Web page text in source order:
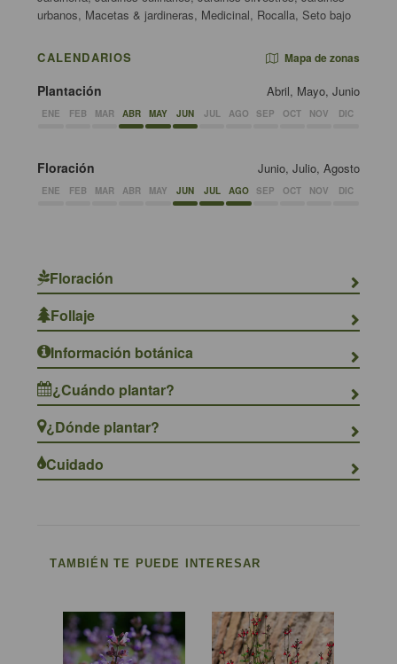
urbanos, Macetas & jardineras, Medicinal, Rocalla, Seto bajo
CALENDARIOS Mapa de zonas
Plantación Abril, Mayo, Junio
ENE FEB MAR ABR MAY JUN JUL AGO SEP OCT NOV DIC
Floración Junio, Julio, Agosto
ENE FEB MAR ABR MAY JUN JUL AGO SEP OCT NOV DIC
Floración
Follaje
Información botánica
¿Cuándo plantar?
¿Dónde plantar?
Cuidado
TAMBIÉN TE PUEDE INTERESAR